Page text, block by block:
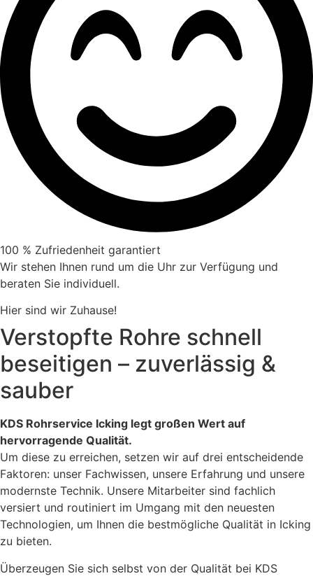
100 % Zufriedenheit garantiert
Wir stehen Ihnen rund um die Uhr zur Verfügung und
beraten Sie individuell.
Hier sind wir Zuhause!
Verstopfte Rohre schnell
beseitigen – zuverlässig &
sauber
KDS Rohrservice Icking legt großen Wert auf
hervorragende Qualität.
Um diese zu erreichen, setzen wir auf drei entscheidende
Faktoren: unser Fachwissen, unsere Erfahrung und unsere
modernste Technik. Unsere Mitarbeiter sind fachlich
versiert und routiniert im Umgang mit den neuesten
Technologien, um Ihnen die bestmögliche Qualität in Icking
zu bieten.
Überzeugen Sie sich selbst von der Qualität bei KDS